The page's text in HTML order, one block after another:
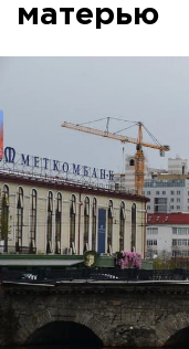
матерью